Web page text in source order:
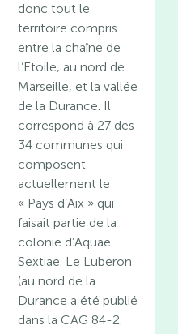
donc tout le
territoire compris
entre la chaîne de
l’Etoile, au nord de
Marseille, et la vallée
de la Durance. Il
correspond à 27 des
34 communes qui
composent
actuellement le
« Pays d’Aix » qui
faisait partie de la
colonie d’Aquae
Sextiae. Le Luberon
(au nord de la
Durance a été publié
dans la CAG 84-2.